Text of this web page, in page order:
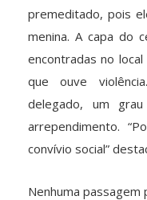
premeditado, pois
menina. A capa do
encontradas no
que ouve
delegado, um
arrependimento.
convívio social”
Nenhuma passagem